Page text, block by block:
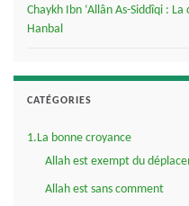
Chaykh Ibn ‘Allân As-Siddîqi :
Hanbal
CATÉGORIES
1.La bonne croyance
Allah est exempt du
Allah est sans comment